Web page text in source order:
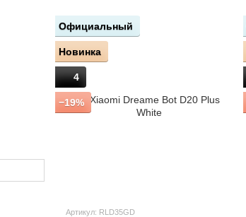
Официальный
Новинка
4
−19%
Артикул: RLD35GD